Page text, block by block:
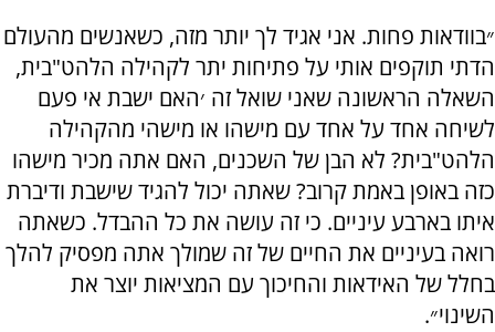
״בוודאות פחות. אני אגיד לך יותר מזה, כשאנשים מהעולם
הדתי תוקפים אותי על פתיחות יתר לקהילה הלהט"בית,
השאלה הראשונה שאני שואל זה ׳האם ישבת אי פעם
לשיחה אחד על אחד עם מישהו או מישהי מהקהילה
הלהט"בית? לא הבן של השכנים, האם אתה מכיר מישהו
כזה באופן באמת קרוב? שאתה יכול להגיד שישבת ודיברת
איתו בארבע עיניים. כי זה עושה את כל ההבדל. כשאתה
רואה בעיניים את החיים של זה שמולך אתה מפסיק להלך
בחלל של האידאות והחיכוך עם המציאות יוצר את
השינוי״.